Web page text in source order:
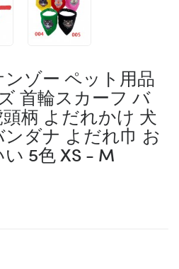
ゾー ペット用品
首輪スカーフ バ
柄 よだれかけ 犬
ダナ よだれ巾 お
5色 XS - M